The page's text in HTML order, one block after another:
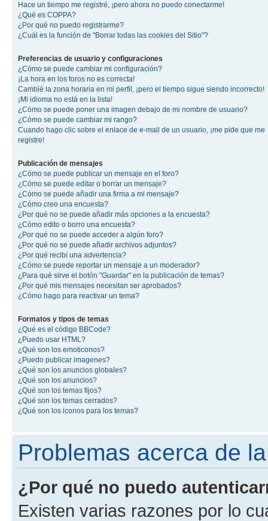
Hace un tiempo me registré, ¡pero ahora no puedo conectarme!
¿Qué es COPPA?
¿Por qué no puedo registrarme?
¿Cuál es la función de "Borrar todas las cookies del Sitio"?
Preferencias de usuario y configuraciones
¿Cómo se puede cambiar mi configuración?
¡La hora en los foros no es correcta!
Cambié la zona horaria en mi perfil, ¡pero el tiempo sigue siendo incorrecto!
¡Mi idioma no está en la lista!
¿Cómo se puede poner una imagen debajo de mi nombre de usuario?
¿Cómo se puede cambiar mi rango?
Cuando hago clic sobre el enlace de e-mail de un usuario, ¡me pide que me
registre!
Publicación de mensajes
¿Cómo se puede publicar un mensaje en el foro?
¿Cómo se puede editar o borrar un mensaje?
¿Cómo se puede añadir una firma a mi mensaje?
¿Cómo creo una encuesta?
¿Por qué no se puede añadir más opciones a la encuesta?
¿Cómo edito o borro una encuesta?
¿Por qué no se puede acceder a algún foro?
¿Por qué no se puede añadir archivos adjuntos?
¿Por qué recibí una advertencia?
¿Cómo se puede reportar un mensaje a un moderador?
¿Para qué sirve el botón "Guardar" en la publicación de temas?
¿Por qué mis mensajes necesitan ser aprobados?
¿Cómo hago para reactivar un tema?
Formatos y tipos de temas
¿Qué es el código BBCode?
¿Puedo usar HTML?
¿Qué son los emoticonos?
¿Puedo publicar imagenes?
¿Qué son los anuncios globales?
¿Qué son los anuncios?
¿Qué son los temas fijos?
¿Qué son los temas cerrados?
¿Qué son los iconos para los temas?
Problemas acerca de
¿Por qué no puedo
Existen varias razones por lo